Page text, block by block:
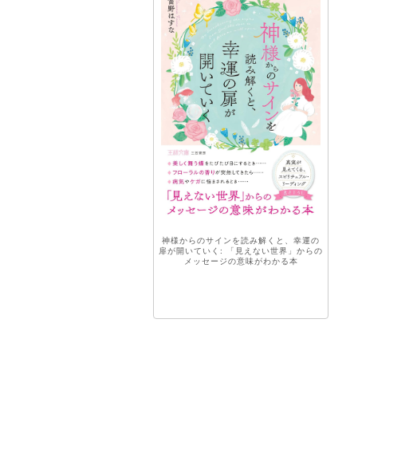
神様からのサインを読み解くと、幸運の
扉が開いていく: 「見えない世界」からの
メッセージの意味がわかる本